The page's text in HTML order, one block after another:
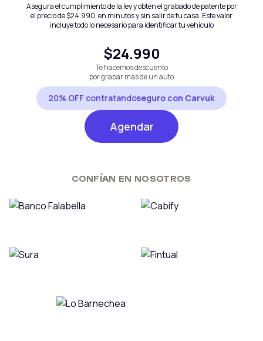
Asegura el cumplimiento de la ley y obtén el grabado de patente por
el precio de$24.990, en minutos y sin salir de tu casa. Este valor
incluye todo lo necesario para identificar tu vehículo
$24.990
Te hacemos descuento
por grabar más de un auto
20% OFF contratandoseguro con Carvuk
Agendar
CONFÍAN EN NOSOTROS